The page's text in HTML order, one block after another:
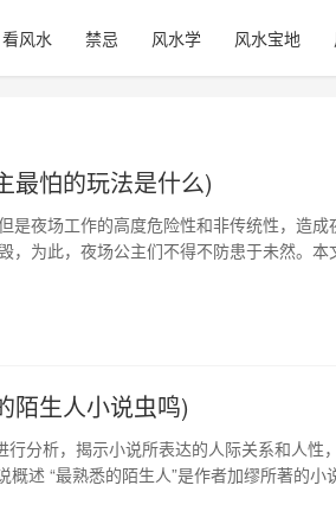
看风水 禁忌 风水学 风水宝地
最怕的玩法是什么)
是夜场工作的高度危险性和非传统性，造成
，为此，夜场公主们不得不防患于未然。本
…
陌生人小说虫鸣)
行分析，揭示小说所表达的人际关系和人性
述 “最熟悉的陌生人”是作者加缪所著的小